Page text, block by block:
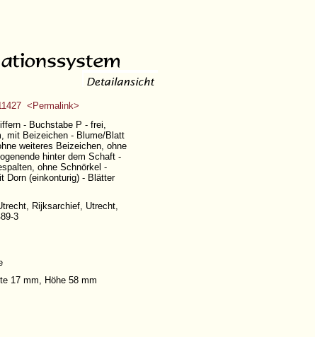
<Permalink>
- Buchstabe P - frei,
mit Beizeichen - Blume/Blatt
weiteres Beizeichen, ohne
hinter dem Schaft -
ohne Schnörkel -
Dorn (einkonturig) - Blätter
Rijksarchief, Utrecht,
3
17 mm, Höhe 58 mm